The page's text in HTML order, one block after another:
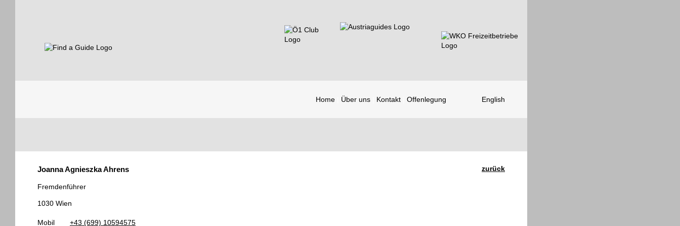
Home Über uns Kontakt Offenlegung English
Guides
zurück
Joanna Agnieszka Ahrens
Fremdenführer
1030 Wien
Mobil +43 (699) 10594575